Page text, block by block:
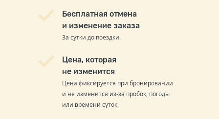
Бесплатная отмена
и изменение заказа
За сутки до поездки.
Цена, которая
не изменится
Цена фиксируется при бронировании
и не изменится из-за пробок, погоды
или времени суток.